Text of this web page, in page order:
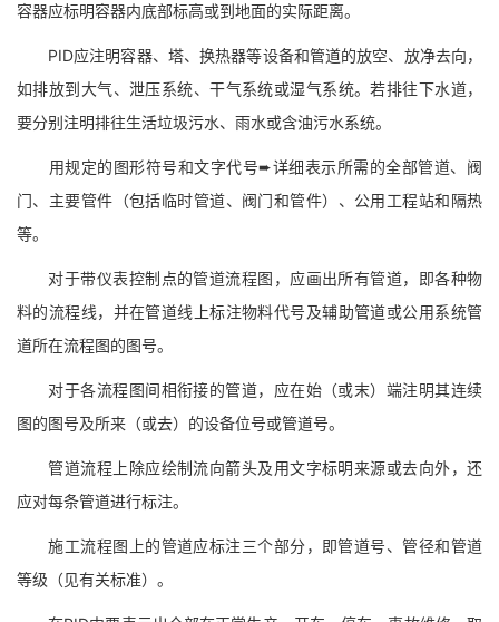
容器应标明容器内底部标高或到地面的实际距离。
PID应注明容器、塔、换热器等设备和管道的放空、放净去向，
如排放到大气、泄压系统、干气系统或湿气系统。若排往下水道，
要分别注明排往生活垃圾污水、雨水或含油污水系统。
用规定的图形符号和文字代号➨详细表示所需的全部管道、阀
门、主要管件（包括临时管道、阀门和管件）、公用工程站和隔热
等。
对于带仪表控制点的管道流程图，应画出所有管道，即各种物
料的流程线，并在管道线上标注物料代号及辅助管道或公用系统管
道所在流程图的图号。
对于各流程图间相衔接的管道，应在始（或末）端注明其连续
图的图号及所来（或去）的设备位号或管道号。
管道流程上除应绘制流向箭头及用文字标明来源或去向外，还
应对每条管道进行标注。
施工流程图上的管道应标注三个部分，即管道号、管径和管道
等级（见有关标准）。